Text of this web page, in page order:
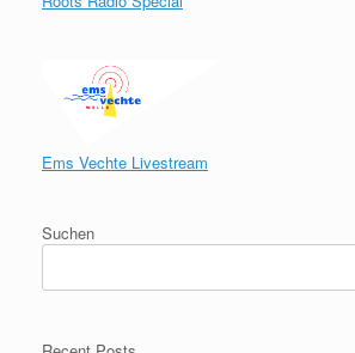
Ems Vechte Livestream
Suchen